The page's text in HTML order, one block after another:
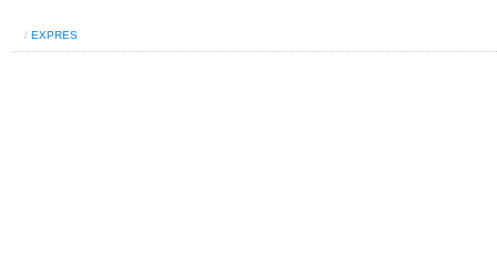
/ EXPRES